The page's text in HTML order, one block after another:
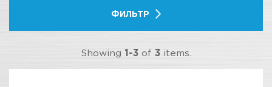
ФИЛЬТР
Showing 1-3of 3items.